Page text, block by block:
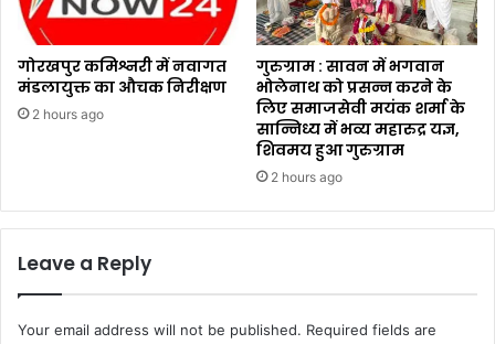
गोरखपुर कमिश्नरी में नवागत
मंडलायुक्त का औचक निरीक्षण
2 hours ago
गुरुग्राम : सावन में भगवान
भोलेनाथ को प्रसन्न करने के
लिए समाजसेवी मयंक शर्मा के
सान्निध्य में भव्य महारुद्र यज्ञ,
शिवमय हुआ गुरुग्राम
2 hours ago
Leave a Reply
Your email address will not be published. Required fields are